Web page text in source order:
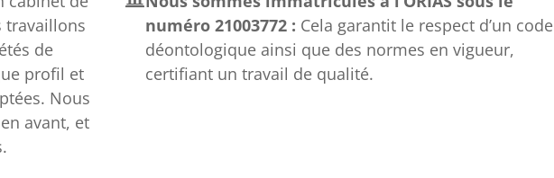
travaillons
de
profil et
Nous
avant, et
numéro 21003772 : Cela garantit le respect d’un code
déontologique ainsi que des normes en vigueur,
certifiant un travail de qualité.